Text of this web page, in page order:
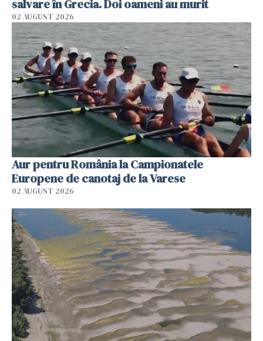
salvare în Grecia. Doi oameni au murit
02 AUGUST 2026
Aur pentru România la Campionatele
Europene de canotaj de la Varese
02 AUGUST 2026